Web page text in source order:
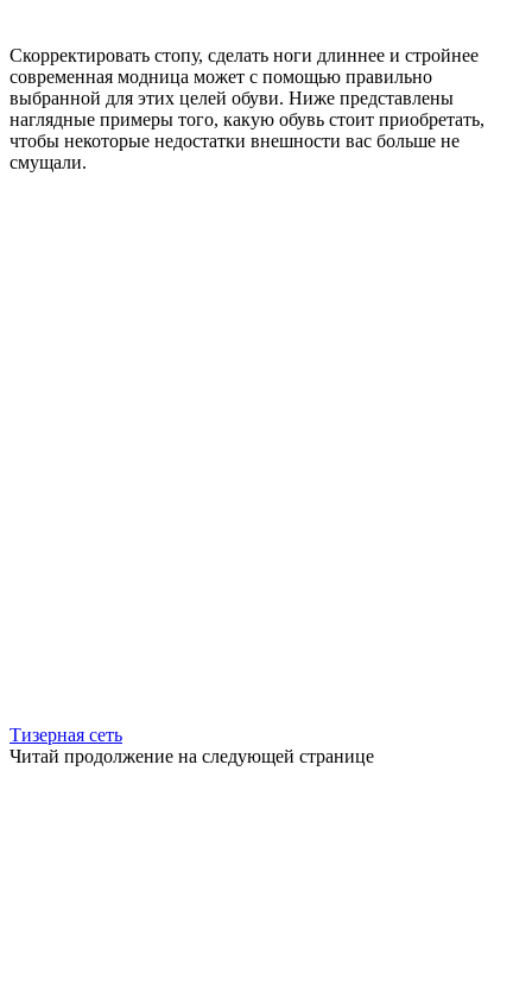
Скорректировать стопу, сделать ноги длиннее и стройнее
современная модница может с помощью правильно
выбранной для этих целей обуви. Ниже представлены
наглядные примеры того, какую обувь стоит приобретать,
чтобы некоторые недостатки внешности вас больше не
смущали.
Тизерная сеть
Читай продолжение на следующей странице